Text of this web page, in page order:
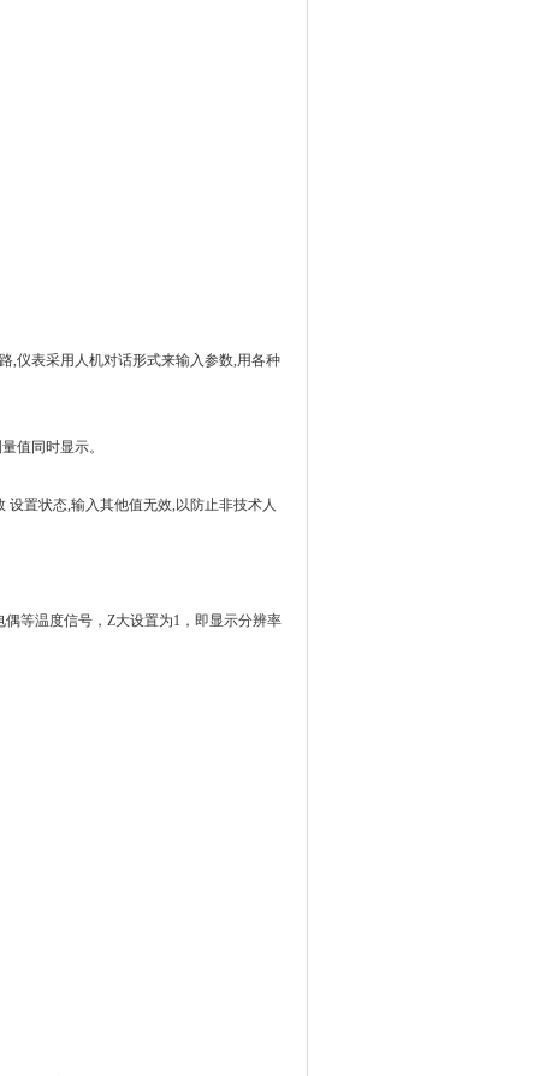
,仪表采用人机对话形式来输入参数,用各种
值同时显示。
设置状态,输入其他值无效, 以防止非技术人
偶等温度信号，Z大设置为1 ，即显示分辨率